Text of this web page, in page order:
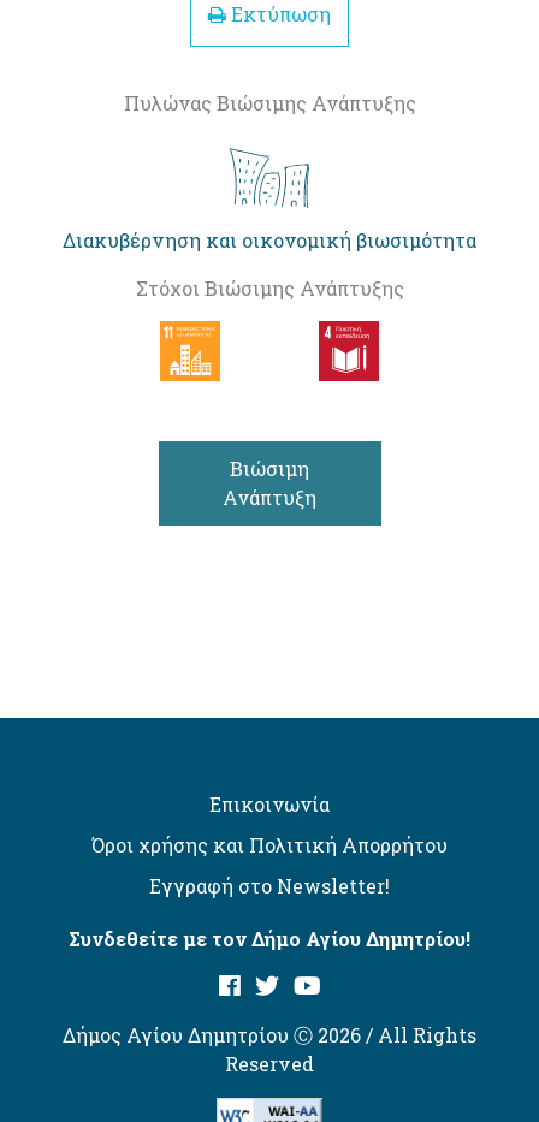
Εκτύπωση
Πυλώνας Βιώσιμης Ανάπτυξης
Διακυβέρνηση και οικονομική βιωσιμότητα
Στόχοι Βιώσιμης Ανάπτυξης
Βιώσιμη
Ανάπτυξη
Επικοινωνία
Όροι χρήσης και Πολιτική Απορρήτου
Εγγραφή στο Newsletter!
Συνδεθείτε με τον Δήμο Αγίου Δημητρίου!
Δήμος Αγίου Δημητρίου Ⓒ 2026 / All Rights
Reserved